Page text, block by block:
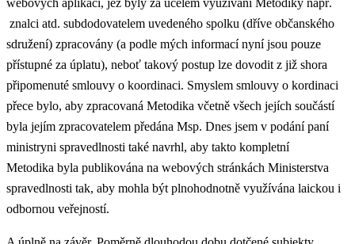
webových aplikací, jež byly za účelem využívání Metodiky např.
znalci atd. subdodovatelem uvedeného spolku (dříve občanského
sdružení) zpracovány (a podle mých informací nyní jsou pouze
přístupné za úplatu), neboť takový postup lze dovodit z již shora
připomenuté smlouvy o koordinaci. Smyslem smlouvy o kordinaci
přece bylo, aby zpracovaná Metodika včetně všech jejích součástí
byla jejím zpracovatelem předána Msp. Dnes jsem v podání paní
ministryni spravedlnosti také navrhl, aby takto kompletní
Metodika byla publikována na webových stránkách Ministerstva
spravedlnosti tak, aby mohla být plnohodnotně využívána laickou i
odbornou veřejností.